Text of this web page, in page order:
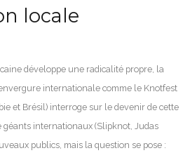
locale
développe une radicalité propre, la
internationale comme le Knotfest
et Brésil) interroge sur le devenir de cette
internationaux (Slipknot, Judas
publics, mais la question se pose :